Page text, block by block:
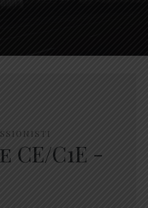
CE/C1E -